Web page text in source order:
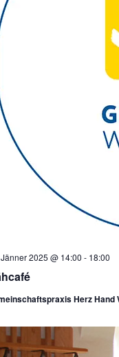
2025 @ 14:00 - 18:00
Herz Hand